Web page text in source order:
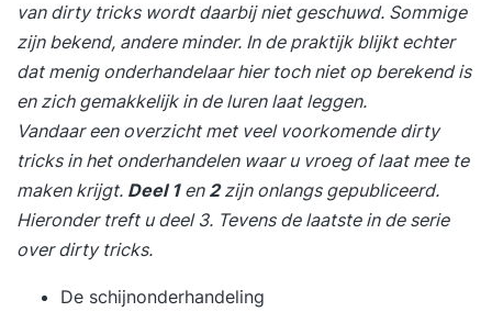
van dirty tricks wordt daarbij niet geschuwd. Sommige
zijn bekend, andere minder. In de praktijk blijkt echter
dat menig onderhandelaar hier toch niet op berekend is
en zich gemakkelijk in de luren laat leggen.
Vandaar een overzicht met veel voorkomende dirty
tricks in het onderhandelenwaar u vroeg of laat mee te
maken krijgt. Deel 1en 2zijn onlangs gepubliceerd.
Hieronder treft u deel 3. Tevens de laatste in de serie
over dirty tricks.
De schijnonderhandeling